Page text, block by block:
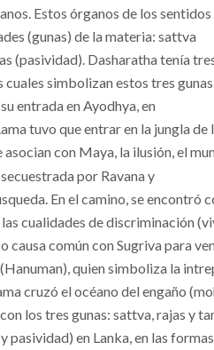
Estos órganos de los
(gunas) de la materia: sattva
(pasividad). Dasharatha tenía
cuales simbolizan estos tres
entrada en Ayodhya, en
tuvo que entrar en la jungla de
asocian con Maya, la ilusión, el
por Ravana y
En el camino, se encontró
cualidades de discriminación
causa común con Sugriva para
quien simboliza la
cruzó el océano del engaño
los tres gunas: sattva, rajas y
pasividad) en Lanka, en las